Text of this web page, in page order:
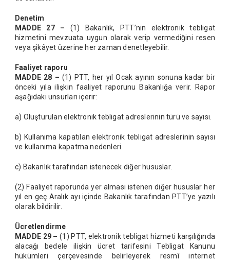
Denetim
MADDE 27 – (1) Bakanlık, PTT’nin elektronik tebligat
hizmetini mevzuata uygun olarak verip vermediğini resen
veya şikâyet üzerine her zaman denetleyebilir.
Faaliyet raporu
MADDE 28 –(1) PTT, her yıl Ocak ayının sonuna kadar bir
önceki yıla ilişkin faaliyet raporunu Bakanlığa verir. Rapor
aşağıdaki unsurları içerir:
a) Oluşturulan elektronik tebligat adreslerinin türü ve sayısı.
b) Kullanıma kapatılan elektronik tebligat adreslerinin sayısı
ve kullanıma kapatma nedenleri.
c) Bakanlık tarafından istenecek diğer hususlar.
(2) Faaliyet raporunda yer alması istenen diğer hususlar her
yıl en geç Aralık ayı içinde Bakanlık tarafından PTT’ye yazılı
olarak bildirilir.
Ücretlendirme
MADDE 29 –(1) PTT, elektronik tebligat hizmeti karşılığında
alacağı bedele ilişkin ücret tarifesini Tebligat Kanunu
hükümleri çerçevesinde belirleyerek resmî internet